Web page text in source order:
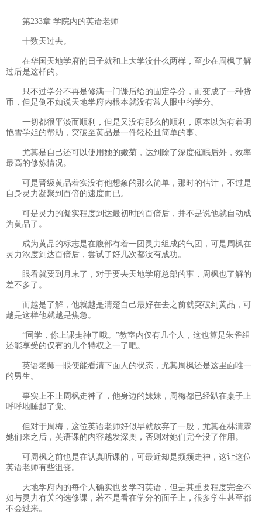
第233章 学院内的英语老师
十数天过去。
在华国天地学府的日子就和上大学没什么两样，至少在周枫了解
过后是这样的。
只不过学分不再是修满一门课后给的固定学分，而变成了一种货
币，但是倒不如说天地学府内根本就没有常人眼中的学分。
一切都很平淡而顺利，但是又没有那么的顺利，原本以为有着明
艳雪学姐的帮助，突破至黄品是一件轻松且简单的事。
尤其是自己还可以使用她的嫩菊，达到除了深度催眠后外，效率
最高的修炼情况。
可是晋级黄品着实没有他想象的那么简单，那时的估计，不过是
自身灵力凝聚到百倍的速度而已。
可是灵力的凝实程度到达最初时的百倍后，并不是说他就自动成
为黄品了。
成为黄品的标志是在腹部有着一团灵力组成的气团，可是周枫在
灵力浓度到达百倍后，尝试了好几次都没有成功。
眼看就要到月末了，对于要去天地学府总部的事，周枫也了解的
差不多了。
而越是了解，他就越是清楚自己最好在去之前就突破到黄品，可
越是这样他就越是焦急。
“同学，你上课走神了哦。”教室内仅有几个人，这也算是朱雀组
还能享受的仅有的几个特权之一了吧。
英语老师一眼便能看清下面人的状态，尤其周枫还是这里面唯一
的男生。
事实上不止周枫走神了，他身边的妹妹，周梅都已经趴在桌子上
呼呼地睡起了觉。
但对于周梅，这位英语老师好似早就放弃了一般，尤其在林清霖
她们来之后，英语课的内容越发深奥，否则对她们完全没了作用。
可周枫之前也是在认真听课的，可最近却是频频走神，这让这位
英语老师有些沮丧。
天地学府内的每个人确实也要学习英语，但是其重要程度完全不
如与灵力有关的选修课，若不是看在学分的面子上，很多学生甚至都
不会过来。